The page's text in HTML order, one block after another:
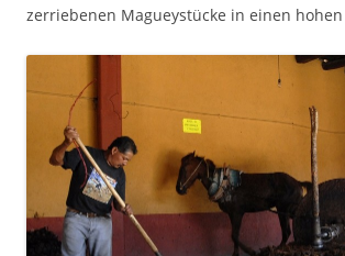
zerriebenen Magueystücke in einen